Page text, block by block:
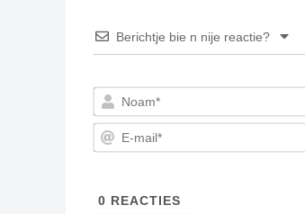
Berichtje bie n nije reactie?
0 REACTIES